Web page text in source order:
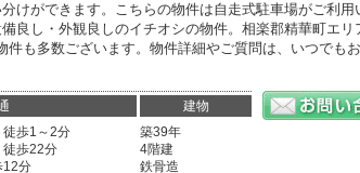
けができます。こちらの物件は自走式駐車場がご利用
良し・外観良しのイチオシの物件。相楽郡精華町エリ
も多数ございます。物件詳細やご質問は、いつでも
建物
徒歩1～2分
徒歩22分
12分
築39年
4階建
鉄骨造